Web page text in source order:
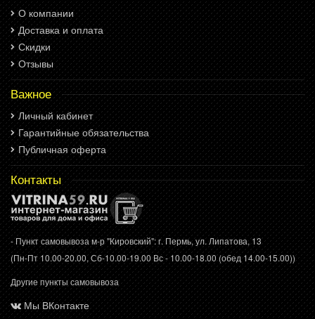
О компании
Доставка и оплата
Скидки
Отзывы
Важное
Личный кабинет
Гарантийные обязательства
Публичная оферта
Контакты
- Пункт самовывоза м-р "Кировский": г. Пермь, ул. Липатова, 13
(Пн-Пт 10.00-20.00, Сб-10.00-19.00 Вс - 10.00-18.00 (обед 14.00-15.00))
Другие пункты самовывоза
Мы ВКонтакте